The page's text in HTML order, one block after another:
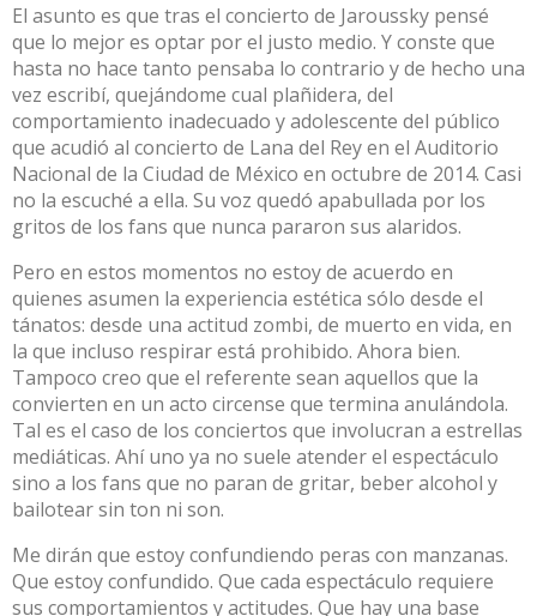
El asunto es que tras el concierto de Jaroussky pensé
que lo mejor es optar por el justo medio. Y conste que
hasta no hace tanto pensaba lo contrario y de hecho una
vez escribí, quejándome cual plañidera, del
comportamiento inadecuado y adolescente del público
que acudió al concierto de Lana del Rey en el Auditorio
Nacional de la Ciudad de México en octubre de 2014. Casi
no la escuché a ella. Su voz quedó apabullada por los
gritos de los fans que nunca pararon sus alaridos.
Pero en estos momentos no estoy de acuerdo en
quienes asumen la experiencia estética sólo desde el
tánatos: desde una actitud zombi, de muerto en vida, en
la que incluso respirar está prohibido. Ahora bien.
Tampoco creo que el referente sean aquellos que la
convierten en un acto circense que termina anulándola.
Tal es el caso de los conciertos que involucran a estrellas
mediáticas. Ahí uno ya no suele atender el espectáculo
sino a los fans que no paran de gritar, beber alcohol y
bailotear sin ton ni son.
Me dirán que estoy confundiendo peras con manzanas.
Que estoy confundido. Que cada espectáculo requiere
sus comportamientos y actitudes. Que hay una base